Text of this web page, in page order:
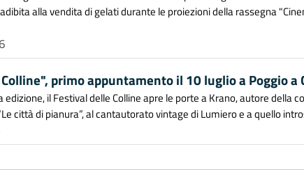
alla vendita di gelati durante le proiezioni della rassegna
primo appuntamento il 10 luglio a Poggio a
edizione, il Festival delle Colline apre le porte a Krano, autore della
città di pianura”, al cantautorato vintage di Lumiero e a quello